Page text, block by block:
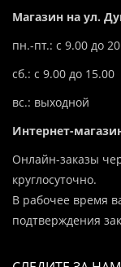
Магазин на ул.
пн.-пт.: с 9.00 до
сб.: с 9.00 до 15.00
вс.: выходной
Интернет-
Онлайн-заказы
круглосуточно.
В рабочее время
подтверждения